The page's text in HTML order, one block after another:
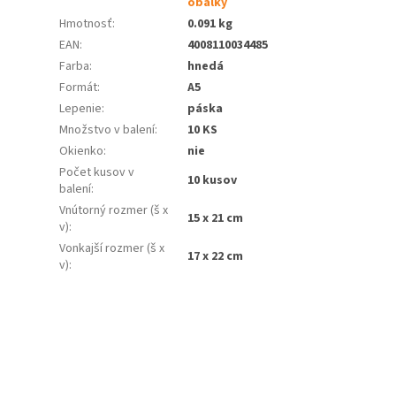
Hmotnosť:
0.091 kg
EAN:
4008110034485
Farba:
hnedá
Formát:
A5
Lepenie:
páska
Množstvo v balení:
10 KS
Okienko:
nie
Počet kusov v
balení:
10 kusov
Vnútorný rozmer (š x
v):
15 x 21 cm
Vonkajší rozmer (š x
v): 17 x 22 cm